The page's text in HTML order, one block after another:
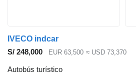
IVECO indcar
S/ 248,000
EUR 63,500 ≈ USD 73,370
Autobús turístico